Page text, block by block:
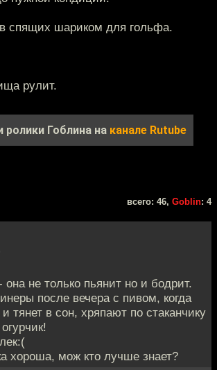
спящих шариком для гольфа.
рулит.
ролики Гоблина на канале Rutube
всего: 46, Goblin: 4
она не только пьянит но и бодрит.
после вечера с пивом, когда
тянет в сон, хряпают по стаканчику
хороша, мож кто лучше знает?